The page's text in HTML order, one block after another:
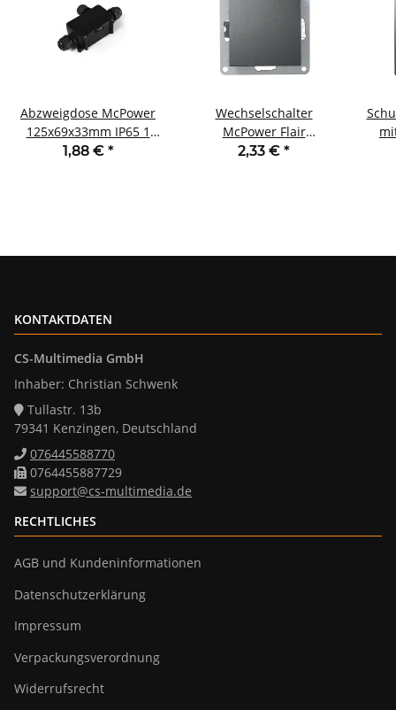
Abzweigdose McPower
125x69x33mm IP65 1
Ein- und 2 Ausgänge
1,88 € *
Wechselschalter
McPower Flair
250V~/10A UP
2,33 € *
KONTAKTDATEN
CS-Multimedia GmbH
Inhaber: Christian Schwenk
Tullastr. 13b
79341 Kenzingen, Deutschland
076445588770
0764455887729
support@cs-multimedia.de
RECHTLICHES
AGB und Kundeninformationen
Datenschutzerklärung
Impressum
Verpackungsverordnung
Widerrufsrecht